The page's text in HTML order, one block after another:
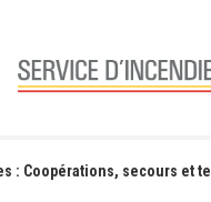
: Coopérations, secours et